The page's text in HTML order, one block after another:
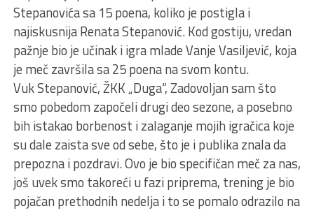
Stepanovića sa 15 poena, koliko je postigla i
najiskusnija Renata Stepanović. Kod gostiju, vredan
pažnje bio je učinak i igra mlade Vanje Vasiljević, koja
je meč završila sa 25 poena na svom kontu.
Vuk Stepanović, ŽKK „Duga“, Zadovoljan sam što
smo pobedom započeli drugi deo sezone, a posebno
bih istakao borbenost i zalaganje mojih igračica koje
su dale zaista sve od sebe, što je i publika znala da
prepozna i pozdravi. Ovo je bio specifičan meč za nas,
još uvek smo takoreći u fazi priprema, trening je bio
pojačan prethodnih nedelja i to se pomalo odrazilo na